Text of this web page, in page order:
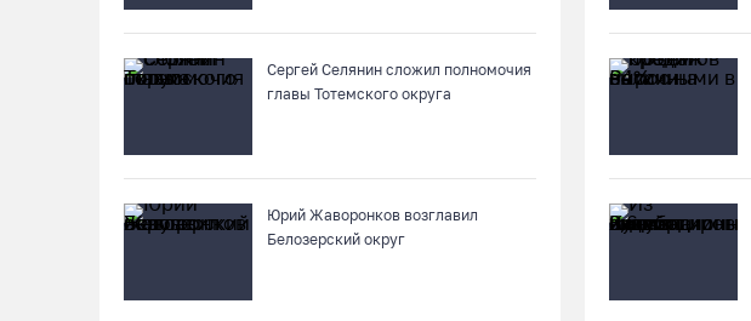
Сергей Селянин сложил полномочия
главы Тотемского округа
Юрий Жаворонков возглавил
Белозерский округ